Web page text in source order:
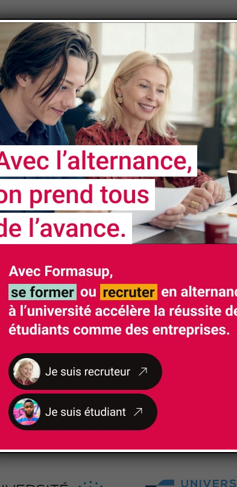
Aide au
équipement
informatique
et frais
annexes
18 septembre 2020
Aide au premier équipement informatique et frais
annexes Concernant les modalités de mobilisation de
financement des frais annexes à la...
Lire Plus
NOSPARTENAIRES